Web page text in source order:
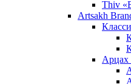
Thiv
Artsakh
Арцах